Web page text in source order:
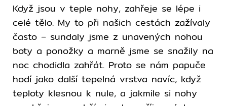
Když jsou v teple nohy, zahřeje se lépe i
celé tělo. My to při našich cestách zažívaly
často – sundaly jsme z unavených nohou
boty a ponožky a marně jsme se snažily na
noc chodidla zahřát. Proto se nám papuče
hodí jako další tepelná vrstva navíc, když
teploty klesnou k nule, a jakmile si nohy